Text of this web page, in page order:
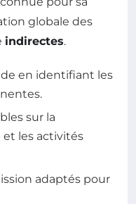
globale des
indirectes.
en identifiant les
sur la
et les activités
adaptés pour